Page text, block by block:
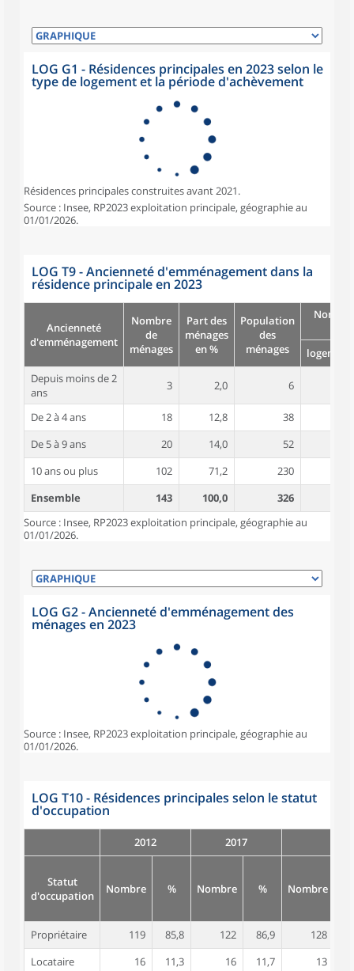
LOG G1 - Résidences principales en 2023 selon le
type de logement et la période d'achèvement
Résidences principales construites avant 2021.
Source : Insee, RP2023 exploitation principale, géographie au
01/01/2026.
LOG T9 - Ancienneté d'emménagement dans la
résidence principale en 2023
Ancienneté
d'emménagement
Nombre
de
ménages
Part des
ménages
en %
Population
des
ménages
logement
Depuis moins de 2
ans
3 2,0 6
De 2 à 4 ans 18 12,8 38
De 5 à 9 ans
20 14,0 52
10 ans ou plus
102 71,2 230
Ensemble
143 100,0 326
Source : Insee, RP2023 exploitation principale, géographie au
01/01/2026.
LOG G2 - Ancienneté d'emménagement des
ménages en 2023
Source : Insee, RP2023 exploitation principale, géographie au
01/01/2026.
LOG T10 - Résidences principales selon le statut
d'occupation
2012 2017
Statut
d'occupation
Nombre % Nombre % Nombre
Propriétaire 119 85,8 122 86,9 128
Locataire
16 11,3 16 11,7 13